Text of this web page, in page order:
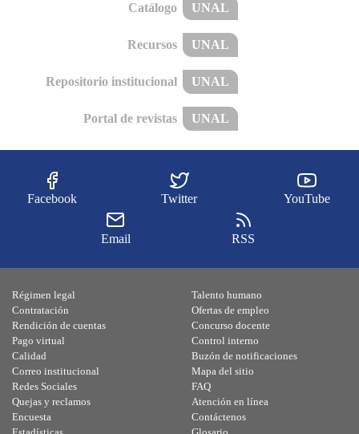
Catálogo UNAL
Recursos UNAL
Repositorio institucional UNAL
Portal de revistas UNAL
Facebook Twitter YouTube
Email RSS
Régimen legal
Contratación
Rendición de cuentas
Pago virtual
Calidad
Talento humano
Ofertas de empleo
Concurso docente
Control interno
Buzón de notificaciones
Correo institucional
Redes Sociales
Quejas y reclamos
Encuesta
Mapa del sitio
FAQ
Atención en línea
Contáctenos